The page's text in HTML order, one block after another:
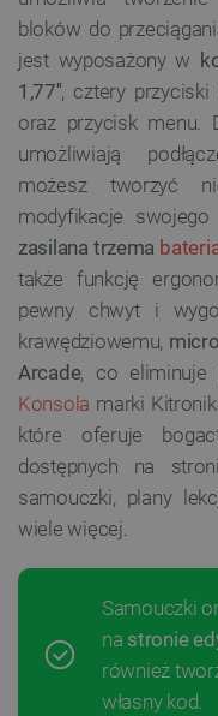
bloków do
jest wyposażony w
1,77'', cztery przyciski
oraz przycisk menu.
umożliwiają
możesz tworzyć
modyfikacje
zasilana trzema
także funkcję
pewny chwyt i
krawędziowemu,
Arcade, co eliminuje
Konsola marki
które oferuje
dostępnych na
samouczki, plany
wiele więcej.
Samouczki
na stronie
również
własny kod.